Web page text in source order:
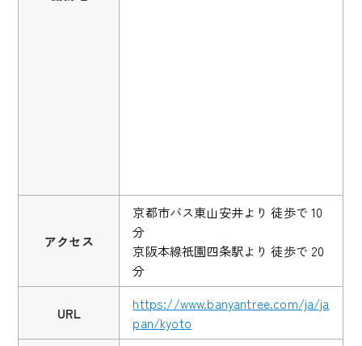
アクセス
京都市バス東山安井より 徒歩で 10
分
京阪本線祇園四条駅より 徒歩で 20
分
URL
https://www.banyantree.com/ja/ja
pan/kyoto